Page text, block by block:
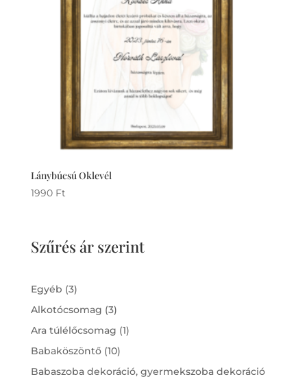
Lánybúcsú Oklevél
1990 Ft
Szűrés ár szerint
Egyéb 33
products
Alkotócsomag 33
products
Ara túlélőcsomag 11
Babaköszöntő 1010
products
Babaszoba dekoráció, gyermekszoba dekoráció